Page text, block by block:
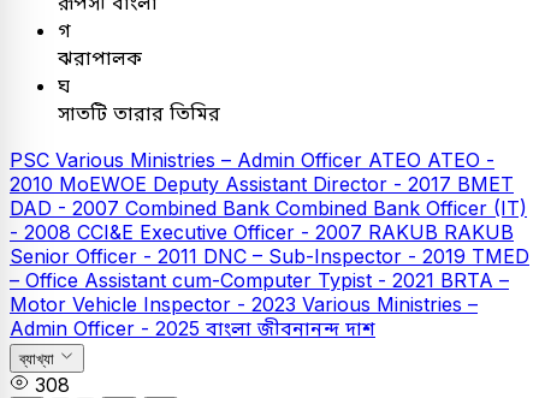
গ
ঝরাপালক
ঘ
সাতটি তারার তিমির
PSC Various Ministries – Admin Officer ATEO ATEO -
2010 MoEWOE Deputy Assistant Director - 2017 BMET
DAD - 2007 Combined Bank Combined Bank Officer (IT)
- 2008 CCI&E Executive Officer - 2007 RAKUB RAKUB
Senior Officer - 2011 DNC – Sub-Inspector - 2019 TMED
– Office Assistant cum-Computer Typist - 2021 BRTA –
Motor Vehicle Inspector - 2023 Various Ministries –
Admin Officer - 2025 বাংলাজীবনানন্দ দাশ
ব্যাখ্যা
308